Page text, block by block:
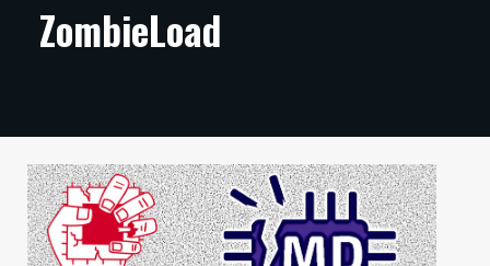
ARTIKKELIT
TECHBBS
TIETOA
HINTA.FI
ZombieLoad